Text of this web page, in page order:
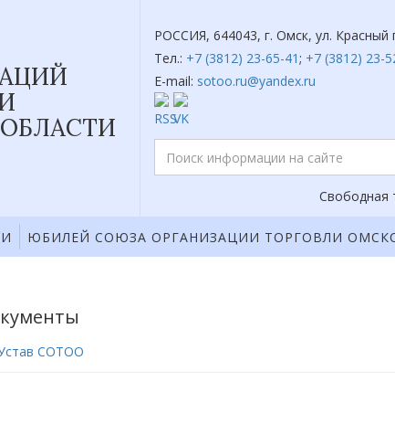
РОССИЯ, 644043, г. Омск, ул. Красный
Тел.: +7 (3812) 23-65-41; +7 (3812) 23-
E-mail: sotoo.ru@yandex.ru
Свободная
ЮБИЛЕЙ СОЮЗА ОРГАНИЗАЦИИ ТОРГОВЛИ
СОТОО